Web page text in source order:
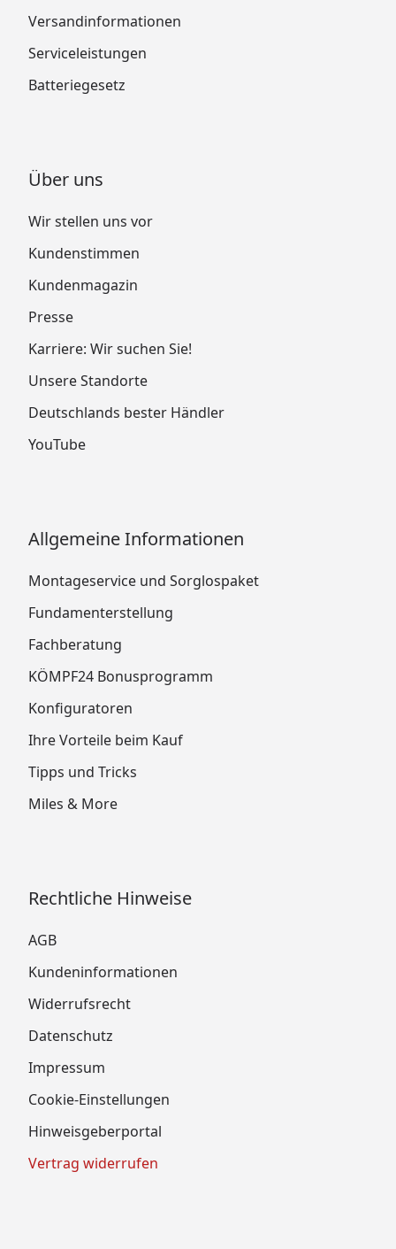
Versandinformationen
Serviceleistungen
Batteriegesetz
Über uns
Wir stellen uns vor
Kundenstimmen
Kundenmagazin
Presse
Karriere: Wir suchen Sie!
Unsere Standorte
Deutschlands bester Händler
YouTube
Allgemeine Informationen
Montageservice und Sorglospaket
Fundamenterstellung
Fachberatung
KÖMPF24 Bonusprogramm
Konfiguratoren
Ihre Vorteile beim Kauf
Tipps und Tricks
Miles & More
Rechtliche Hinweise
AGB
Kundeninformationen
Widerrufsrecht
Datenschutz
Impressum
Cookie-Einstellungen
Hinweisgeberportal
Vertrag widerrufen